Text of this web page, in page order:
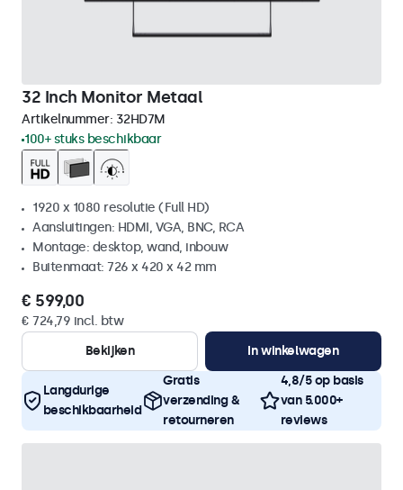
32 Inch Monitor Metaal
Artikelnummer: 32HD7M
100+ stuks beschikbaar
1920 x 1080 resolutie (Full HD)
Aansluitingen: HDMI, VGA, BNC, RCA
Montage: desktop, wand, inbouw
Buitenmaat: 726 x 420 x 42 mm
€ 599,00
€ 724,79 incl. btw
Bekijken
In winkelwagen
Langdurige
beschikbaarheid
Gratis
verzending &
retourneren
4,8/5 op basis
van 5.000+
reviews